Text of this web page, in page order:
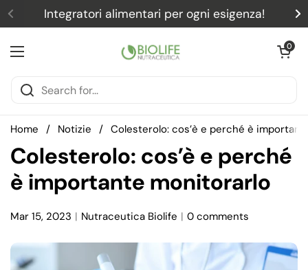
Skip to content
Previous
Integratori alimentari per ogni esigenza!
Open menu
Open cart
0
Home / Notizie / Colesterolo: cos’è e perché è
Colesterolo: cos’è e perché
è importante monitorarlo
Mar 15, 2023 Nutraceutica Biolife 0 comments